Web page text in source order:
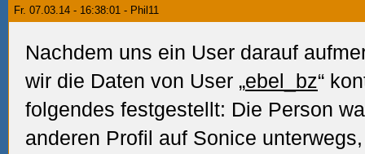
Fr. 07.03.14 - 16:38:01 - Phil11
Nachdem uns ein User darauf
wir die Daten von User „ebel_bz“
folgendes festgestellt: Die Person
anderen Profil auf Sonice